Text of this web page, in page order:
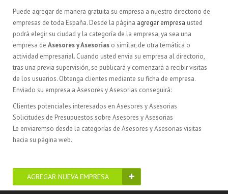
Puede agregar de manera gratuita su empresa a nuestro directorio de
empresas de toda España. Desde la página agregar empresa usted
podrá elegir su ciudad y la categoría de la empresa, ya sea una
empresa de Asesores y Asesorias o similar, de otra temática o
actividad empresarial. Cuando usted envia su empresa al directorio,
tras una previa supervisión, se publicará y comenzará a recibir visitas
de los usuarios. Obtenga clientes mediante su ficha de empresa.
Enviado su empresa a Asesores y Asesorias conseguirá:
Clientes potenciales interesados en Asesores y Asesorias
Solicitudes de Presupuestos sobre Asesores y Asesorias
Le enviaremso desde la categorías de Asesores y Asesorias visitas
hacia su página web.
AGREGAR NUEVA EMPRESA